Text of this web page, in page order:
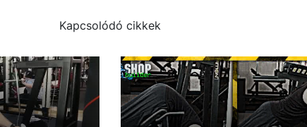
Kapcsolódó cikkek